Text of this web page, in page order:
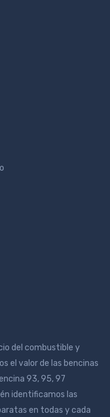
del combustible y
el valor de las bencinas
93, 95, 97
identificamos las
en todas y cada